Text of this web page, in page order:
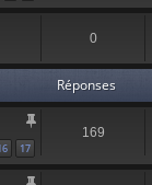
0
Réponses
17
169